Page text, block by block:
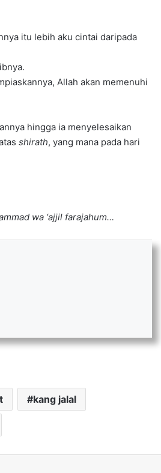
itu lebih aku cintai daripada
Allah akan memenuhi
hingga ia menyelesaikan
shirath, yang mana pada hari
wa ‘ajjil farajahum…
kang jalal